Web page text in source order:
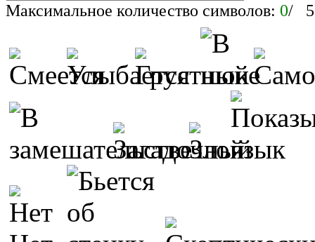
Максимальное количество символов: 0/